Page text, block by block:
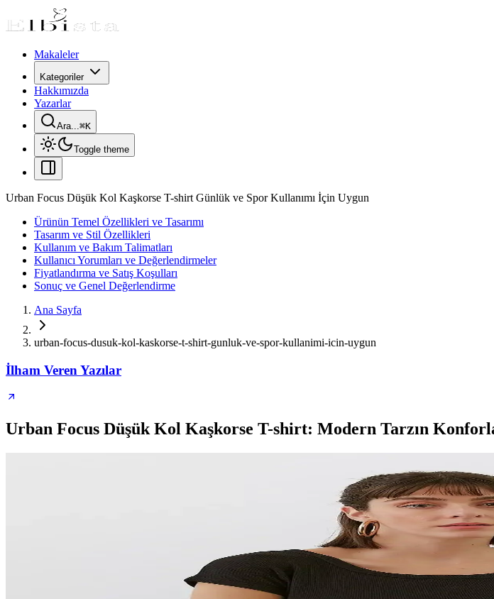
Makaleler
Kategoriler
Hakkımızda
Yazarlar
Ara...⌘K
Toggle theme
Urban Focus Düşük Kol Kaşkorse T-shirt Günlük ve Spor Kullanımı İçin Uygun
Ürünün Temel Özellikleri ve Tasarımı
Tasarım ve Stil Özellikleri
Kullanım ve Bakım Talimatları
Kullanıcı Yorumları ve Değerlendirmeler
Fiyatlandırma ve Satış Koşulları
Sonuç ve Genel Değerlendirme
Ana Sayfa
urban-focus-dusuk-kol-kaskorse-t-shirt-gunluk-ve-spor-kullanimi-icin-uygun
İlham Veren Yazılar
Urban Focus Düşük Kol Kaşkorse T-shirt: Modern Tarzın